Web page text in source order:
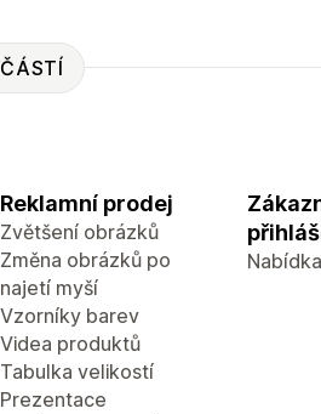
Reklamní prodej
Zvětšení obrázků
Změna obrázků po
najetí myší
Vzorníky barev
Videa produktů
Tabulka velikostí
Prezentace